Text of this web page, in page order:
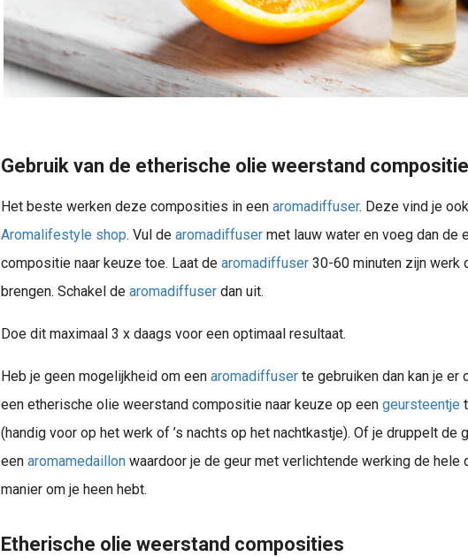
Gebruik van de etherische olie weerstand
Het beste werken deze composities in een aromadiffuser. Deze vind je
Aromalifestyle shop. Vul de aromadiffuser met lauw water en voeg dan de
compositie naar keuze toe. Laat de aromadiffuser 30-60 minuten zijn werk
brengen. Schakel de aromadiffuser dan uit.
Doe dit maximaal 3 x daags voor een optimaal resultaat.
Heb je geen mogelijkheid om een aromadiffuser te gebruiken dan kan je er
een etherische olie weerstand compositie naar keuze op een geursteentje
(handig voor op het werk of ’s nachts op het nachtkastje). Of je druppelt de
een aromamedaillon waardoor je de geur met verlichtende werking de hele
manier om je heen hebt.
Etherische olie weerstand composities